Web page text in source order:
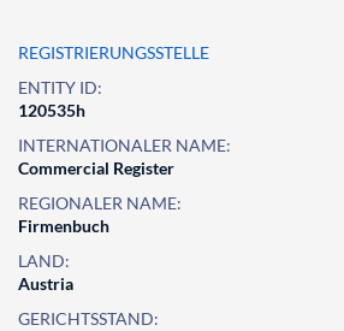
REGISTRIERUNGSSTELLE
ENTITY ID:
120535h
INTERNATIONALER NAME:
Commercial Register
REGIONALER NAME:
Firmenbuch
LAND:
Austria
GERICHTSSTAND: